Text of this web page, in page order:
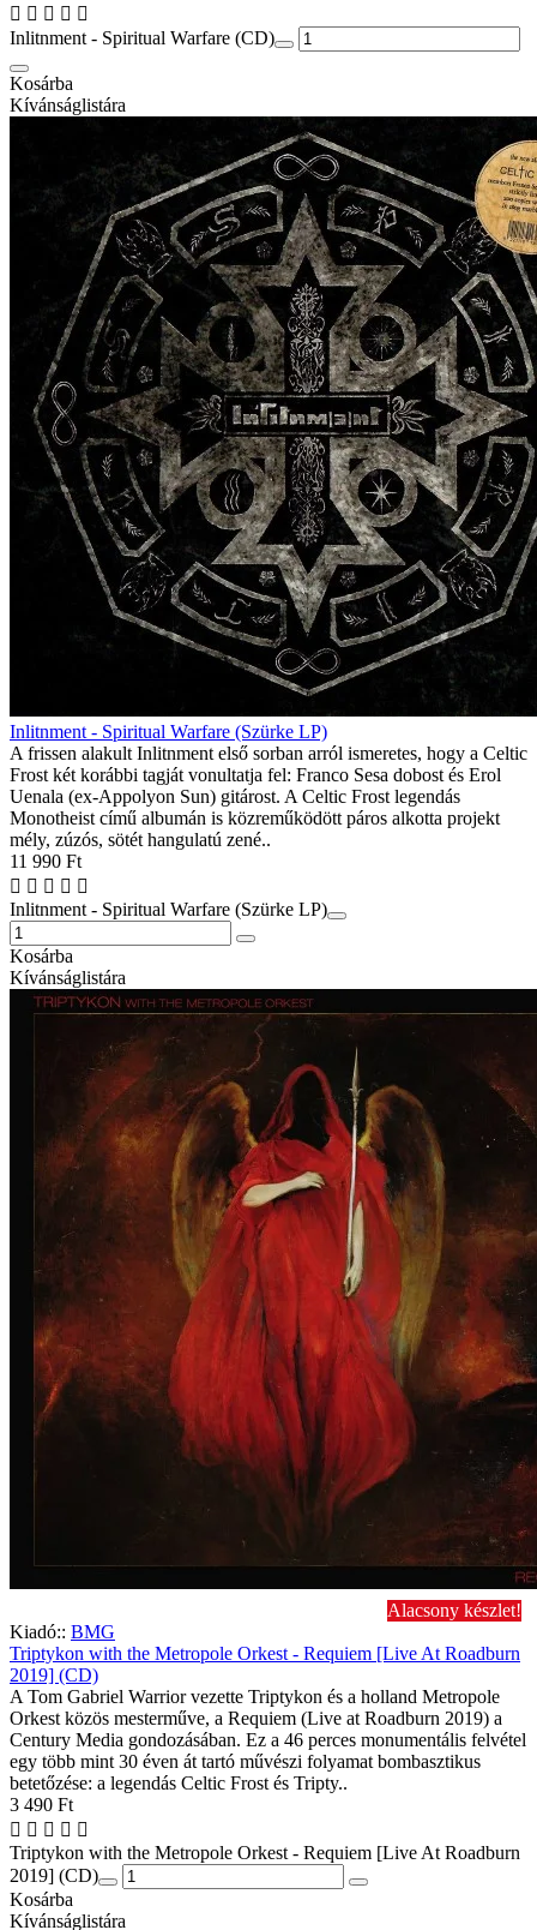
Inlitnment - Spiritual Warfare (CD)
Kosárba
Kívánságlistára
Inlitnment - Spiritual Warfare (Szürke LP)
A frissen alakult Inlitnment első sorban arról ismeretes, hogy a Celtic
Frost két korábbi tagját vonultatja fel: Franco Sesa dobost és Erol
Uenala (ex-Appolyon Sun) gitárost. A Celtic Frost legendás
Monotheist című albumán is közreműködött páros alkotta projekt
mély, zúzós, sötét hangulatú zené..
11 990 Ft
Inlitnment - Spiritual Warfare (Szürke LP)
Kosárba
Kívánságlistára
Alacsony készlet!
Kiadó:: BMG
Triptykon with the Metropole Orkest - Requiem [Live At Roadburn
2019] (CD)
A Tom Gabriel Warrior vezette Triptykon és a holland Metropole
Orkest közös mesterműve, a Requiem (Live at Roadburn 2019) a
Century Media gondozásában. Ez a 46 perces monumentális felvétel
egy több mint 30 éven át tartó művészi folyamat bombasztikus
betetőzése: a legendás Celtic Frost és Tripty..
3 490 Ft
Triptykon with the Metropole Orkest - Requiem [Live At Roadburn
2019] (CD)
Kosárba
Kívánságlistára